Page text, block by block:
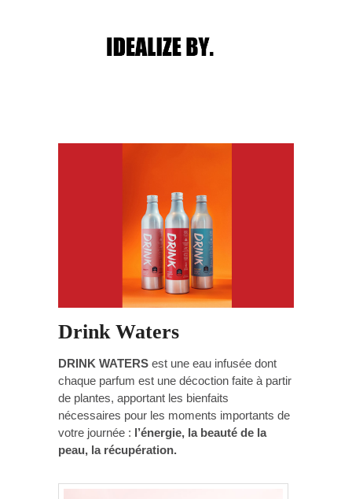
Drink Waters
DRINK WATERS est une eau infusée dont
chaque parfum est une décoction faite à partir
de plantes, apportant les bienfaits
nécessaires pour les moments importants de
votre journée : l’énergie, la beauté de la
peau, la récupération.